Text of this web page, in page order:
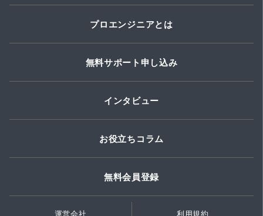
プロエンジニアとは
無料サポート申し込み
インタビュー
お役立ちコラム
無料会員登録
運営会社 利用規約